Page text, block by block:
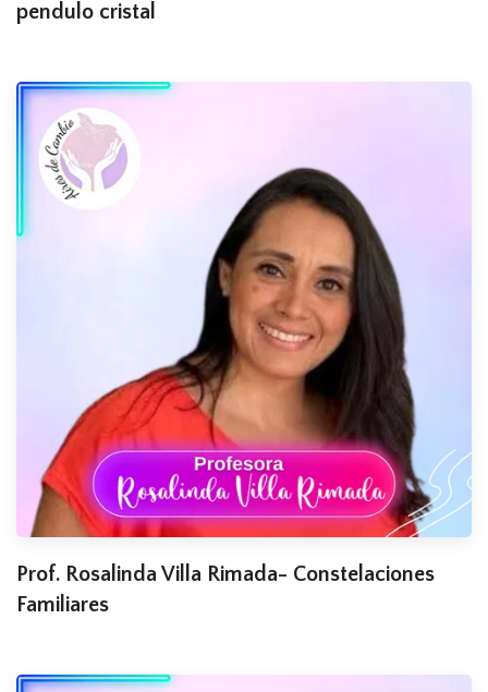
pendulo cristal
Prof. Rosalinda Villa Rimada- Constelaciones
Familiares